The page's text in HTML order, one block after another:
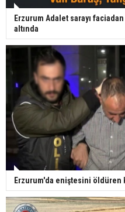
Erzurum Adalet sarayı
altında
Erzurum'da eniştesini öldüren